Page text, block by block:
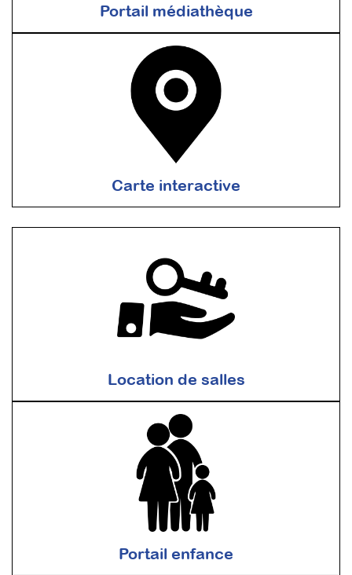
Portail médiathèque
Carte interactive
Location de salles
Portail enfance